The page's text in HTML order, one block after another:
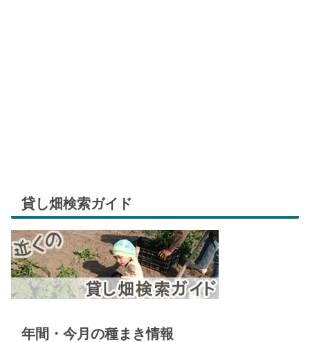
貸し畑検索ガイド
年間・今月の種まき情報